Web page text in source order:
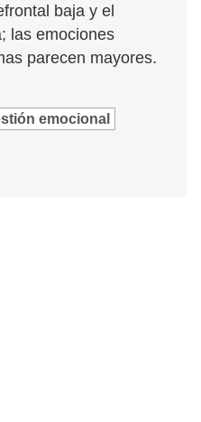
baja y el
las emociones
parecen mayores.
emocional